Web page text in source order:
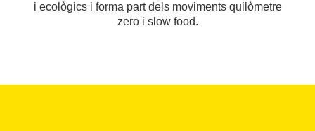
i ecològics i forma part dels moviments quilòmetre
zero i slow food.